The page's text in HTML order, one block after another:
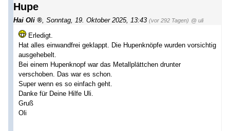
Hupe
Hai Oli Sonntag, 19. Oktober 2025, 13:43 (vor 292 Tagen) @ uli
Erledigt.
Hat alles einwandfrei geklappt. Die Hupenknöpfe wurden vorsichtig
ausgehebelt.
Bei einem Hupenknopf war das Metallplättchen drunter
verschoben. Das war es schon.
Super wenn es so einfach geht.
Danke für Deine Hilfe Uli.
Gruß
Oli